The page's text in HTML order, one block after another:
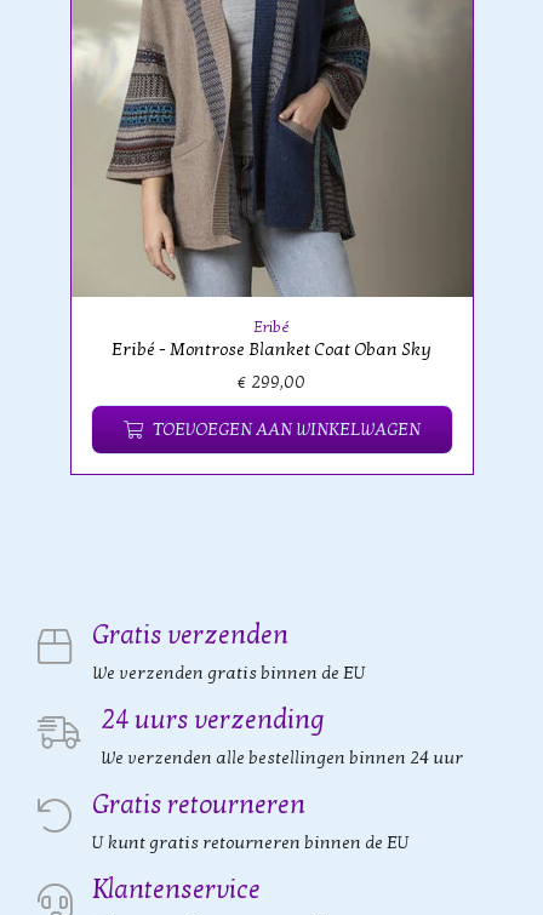
Eribé
Eribé - Montrose Blanket Coat Oban Sky
€ 299,00
TOEVOEGEN AAN WINKELWAGEN
Gratis verzenden
We verzenden gratis binnen de EU
24 uurs verzending
We verzenden alle bestellingen binnen 24 uur
Gratis retourneren
U kunt gratis retourneren binnen de EU
Klantenservice